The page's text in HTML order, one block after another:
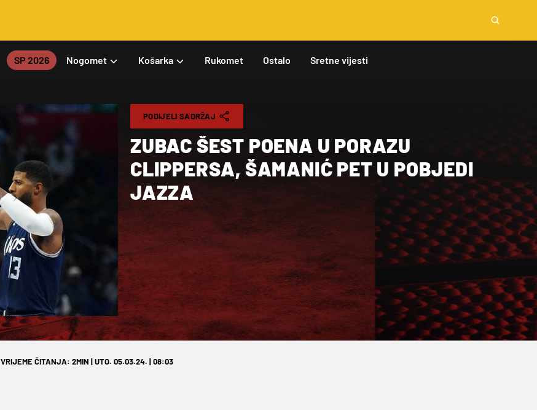
SP 2026 Nogomet Košarka Rukomet Ostalo Sretne vijesti
PODIJELI SADRŽAJ
ZUBAC ŠEST POENA U PORAZU
CLIPPERSA, ŠAMANIĆ PET U POBJEDI
JAZZA
VRIJEME ČITANJA: 2MIN | UTO. 05.03.24. | 08:03